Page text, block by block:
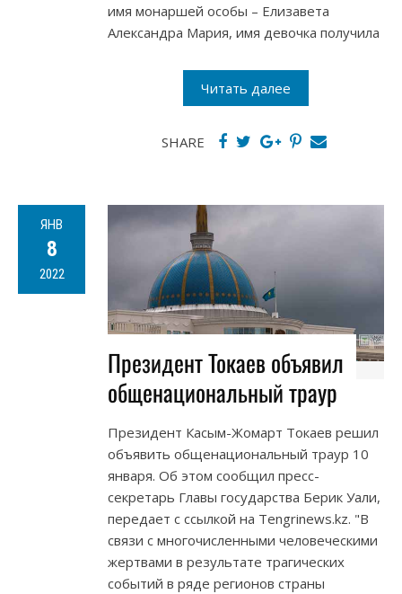
имя монаршей особы – Елизавета
Александра Мария, имя девочка получила
Читать далее
SHARE
ЯНВ
8
2022
Президент Токаев объявил
общенациональный траур
Президент Касым-Жомарт Токаев решил
объявить общенациональный траур 10
января. Об этом сообщил пресс-
секретарь Главы государства Берик Уали,
передает с ссылкой на Tengrinews.kz. "В
связи с многочисленными человеческими
жертвами в результате трагических
событий в ряде регионов страны